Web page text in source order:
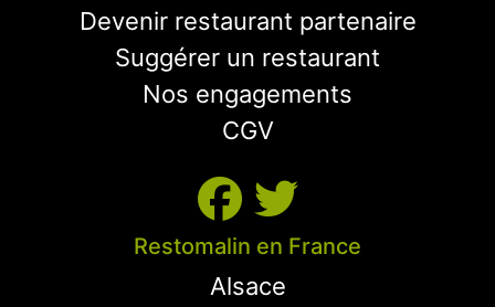
Devenir restaurant partenaire
Suggérer un restaurant
Nos engagements
CGV
Restomalin en France
Alsace